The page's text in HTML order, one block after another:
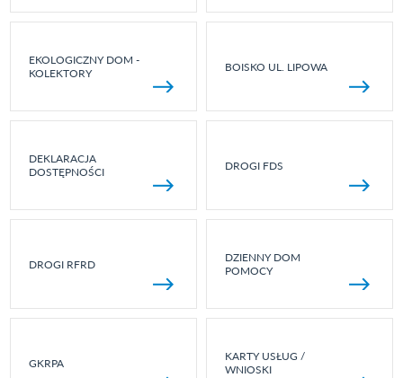
EKOLOGICZNY DOM -
KOLEKTORY
BOISKO UL. LIPOWA
DEKLARACJA
DOSTĘPNOŚCI
DROGI FDS
DROGI RFRD
DZIENNY DOM
POMOCY
GKRPA
KARTY USŁUG /
WNIOSKI